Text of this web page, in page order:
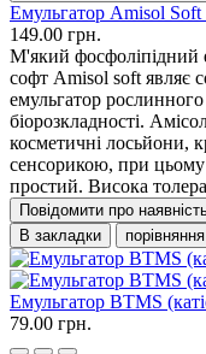
Емульгатор Amisol Soft
149.00 грн.
М'який фосфоліпідний
софт Amisol soft являє
емульгатор
біорозкладності.
косметичні лосьйони,
сенсорикою, при
простий. Висока
Повідомити про
В закладки
порівняння
Емульгатор BTMS
79.00 грн.